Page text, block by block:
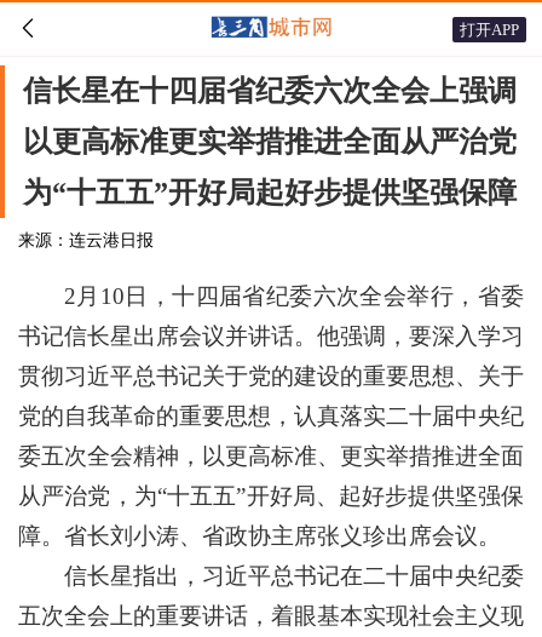
 打开APP
信长星在十四届省纪委六次全会上强调
以更高标准更实举措推进全面从严治党
为“十五五”开好局起好步提供坚强保障
来源：连云港日报
2月10日，十四届省纪委六次全会举行，省委
书记信长星出席会议并讲话。他强调，要深入学习
贯彻习近平总书记关于党的建设的重要思想、关于
党的自我革命的重要思想，认真落实二十届中央纪
委五次全会精神，以更高标准、更实举措推进全面
从严治党，为“十五五”开好局、起好步提供坚强保
障。省长刘小涛、省政协主席张义珍出席会议。
信长星指出，习近平总书记在二十届中央纪委
五次全会上的重要讲话，着眼基本实现社会主义现